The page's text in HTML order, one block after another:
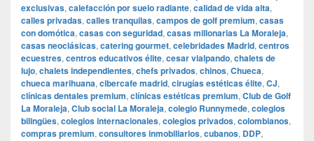
exclusivas, calefacción por suelo radiante, calidad de vida alta,
calles privadas, calles tranquilas, campos de golf premium, casas
con domótica, casas con seguridad, casas millonarias La Moraleja,
casas neoclásicas, catering gourmet, celebridades Madrid, centros
ecuestres, centros educativos élite, cesar vialpando, chalets de
lujo, chalets independientes, chefs privados, chinos, Chueca,
chueca marihuana, cibercafe madrid, cirugías estéticas élite, CJ,
clínicas dentales premium, clínicas estéticas premium, Club de Golf
La Moraleja, Club social La Moraleja, colegio Runnymede, colegios
bilingües, colegios internacionales, colegios privados, colombianos,
compras premium, consultores inmobiliarios, cubanos, DDP,